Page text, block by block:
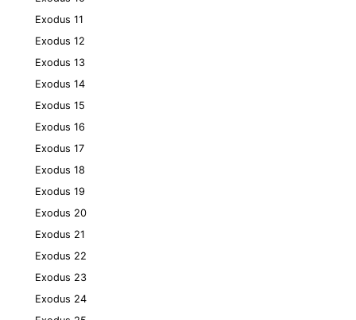
Exodus 11
Exodus 12
Exodus 13
Exodus 14
Exodus 15
Exodus 16
Exodus 17
Exodus 18
Exodus 19
Exodus 20
Exodus 21
Exodus 22
Exodus 23
Exodus 24